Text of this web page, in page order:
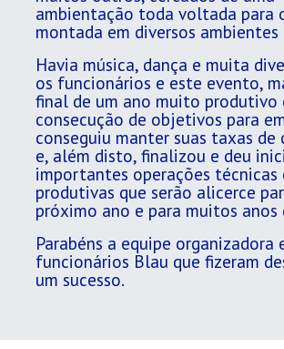
ambientação toda voltada para
montada em diversos
Havia música, dança e muita
os funcionários e este evento,
final de um ano muito produtivo
consecução de objetivos para
conseguiu manter suas taxas de
e, além disto, finalizou e deu
importantes operações técnicas
produtivas que serão alicerce
próximo ano e para muitos anos
Parabéns a equipe organizadora
funcionários Blau que fizeram
um sucesso.